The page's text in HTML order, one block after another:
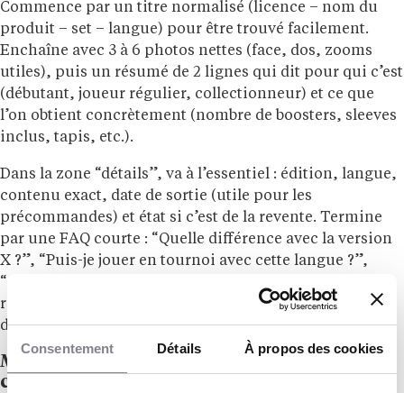
Consentement Détails À propos des cookies
Commence par un titre normalisé (licence – nom du
produit – set – langue) pour être trouvé facilement.
Enchaîne avec 3 à 6 photos nettes (face, dos, zooms
utiles), puis un résumé de 2 lignes qui dit pour qui c’est
(débutant, joueur régulier, collectionneur) et ce que
l’on obtient concrètement (nombre de boosters, sleeves
inclus, tapis, etc.).
Dans la zone “détails”, va à l’essentiel : édition, langue,
contenu exact, date de sortie (utile pour les
précommandes) et état si c’est de la revente. Termine
par une FAQ courte : “Quelle différence avec la version
X ?”, “Puis-je jouer en tournoi avec cette langue ?”,
“Quand serai-je livré en précommande ?”. Chaque
réponse évite un e-mail au SAV… et rassure au moment
du clic.
Merchandising digital : guider le choix
comme en boutique